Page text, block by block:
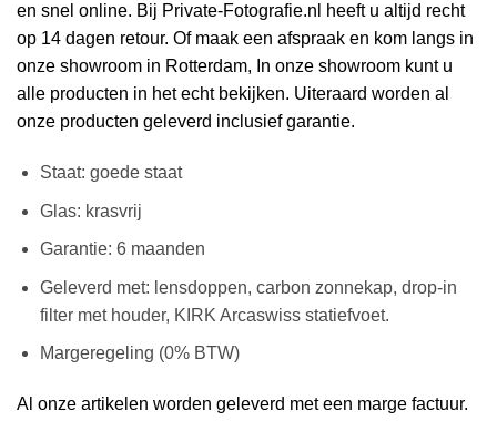
en snel online. Bij Private-Fotografie.nl heeft u altijd recht
op 14 dagen retour. Of maak een afspraak en kom langs in
onze showroom in Rotterdam, In onze showroom kunt u
alle producten in het echt bekijken. Uiteraard worden al
onze producten geleverd inclusief garantie.
Staat: goede staat
Glas: krasvrij
Garantie: 6 maanden
Geleverd met: lensdoppen, carbon zonnekap, drop-in
filter met houder, KIRK Arcaswiss statiefvoet.
Margeregeling (0% BTW)
Al onze artikelen worden geleverd met een marge factuur.